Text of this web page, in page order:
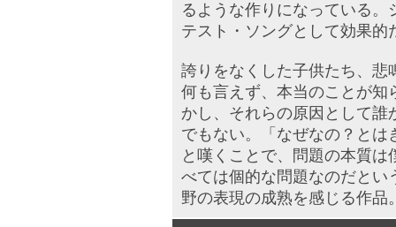
るような作りになっている
テスト・ソングとして効果的
誇りをなくした子供たち、悲
何も言えず、本当のことが知
かし、それらの原因として
でもない。「なぜなの？と
と嘆くことで、問題の本質
べては個的な問題なのだとい
野の表現の成熟を感じる作品